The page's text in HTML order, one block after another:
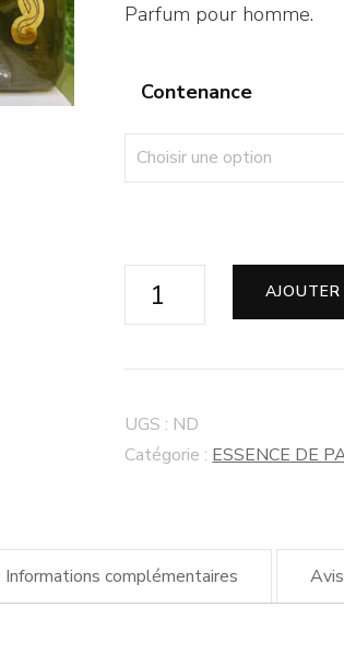
Parfum pour homme.
Contenance
UGS : ND
Catégorie : ESSENCE DE
Informations complémentaires